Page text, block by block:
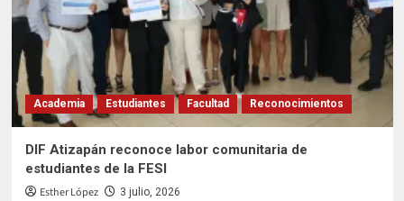
Academia Estudiantes Facultad Reconocimientos
DIF Atizapán reconoce labor comunitaria de
estudiantes de la FESI
Esther López 3 julio, 2026